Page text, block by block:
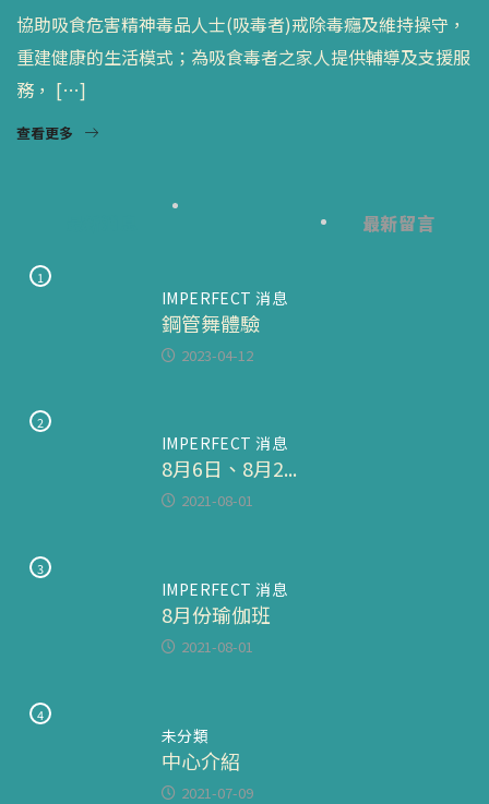
協助吸食危害精神毒品人士(吸毒者)戒除毒癮及維持操守，
重建健康的生活模式；為吸食毒者之家人提供輔導及支援服
務， […]
查看更多
最新留言
1
IMPERFECT 消息
鋼管舞體驗
2023-04-12
2
IMPERFECT 消息
8月6日、8月2...
2021-08-01
3
IMPERFECT 消息
8月份瑜伽班
2021-08-01
4
未分類
中心介紹
2021-07-09